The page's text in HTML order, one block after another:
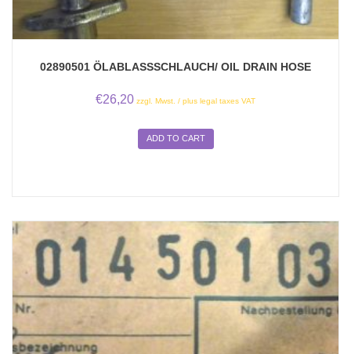
02890501 ÖLABLASSSCHLAUCH/ OIL DRAIN HOSE
€26,20 zzgl. Mwst. / plus legal taxes VAT
ADD TO CART